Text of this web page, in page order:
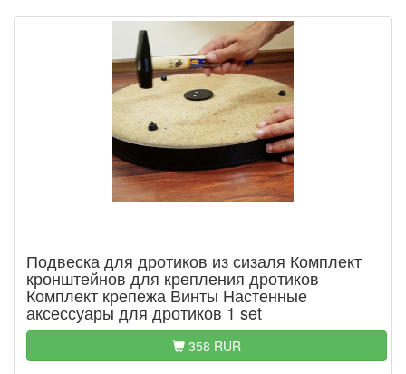
Подвеска для дротиков из сизаля Комплект
кронштейнов для крепления дротиков
Комплект крепежа Винты Настенные
аксессуары для дротиков 1 set
358 RUR